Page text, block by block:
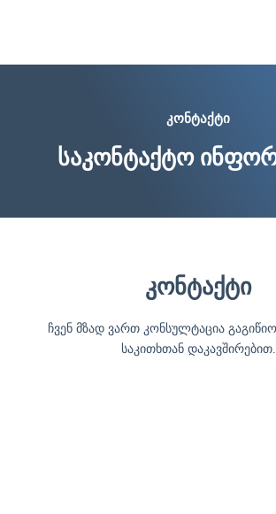
კონტაქტი
საკონტაქტო
კონტაქტი
ჩვენ მზად ვართ კონსულტაცია
საკითხთან დაკავშირებით.